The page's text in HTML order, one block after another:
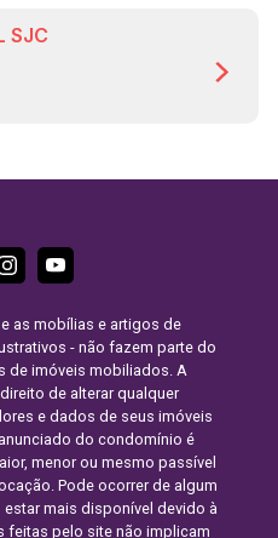
SJC
as mobílias e artigos de
- não fazem parte do
de imóveis mobiliados. A
de alterar qualquer
e dados de seus imóveis
do condomínio é
menor ou mesmo passível
Pode ocorrer de algum
mais disponível devido à
feitas pelo site não implicam